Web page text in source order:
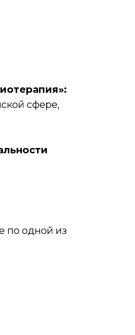
сфере,
по одной из